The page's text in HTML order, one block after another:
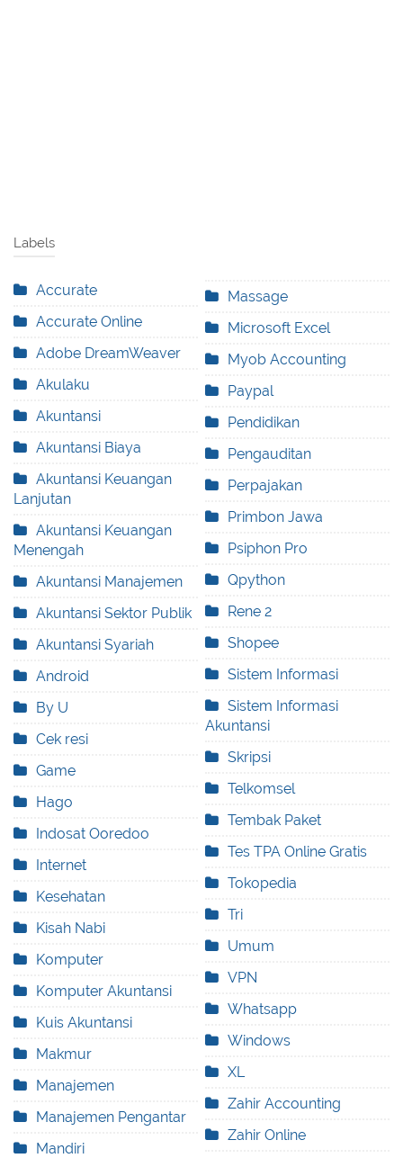
Labels
Accurate
Accurate Online
Adobe DreamWeaver
Akulaku
Akuntansi
Akuntansi Biaya
Akuntansi Keuangan
Lanjutan
Akuntansi Keuangan
Menengah
Akuntansi Manajemen
Akuntansi Sektor Publik
Akuntansi Syariah
Android
By U
Cek resi
Game
Hago
Indosat Ooredoo
Internet
Kesehatan
Kisah Nabi
Komputer
Komputer Akuntansi
Kuis Akuntansi
Makmur
Manajemen
Manajemen Pengantar
Mandiri
Massage
Microsoft Excel
Myob Accounting
Paypal
Pendidikan
Pengauditan
Perpajakan
Primbon Jawa
Psiphon Pro
Qpython
Rene 2
Shopee
Sistem Informasi
Sistem Informasi
Akuntansi
Skripsi
Telkomsel
Tembak Paket
Tes TPA Online Gratis
Tokopedia
Tri
Umum
VPN
Whatsapp
Windows
XL
Zahir Accounting
Zahir Online